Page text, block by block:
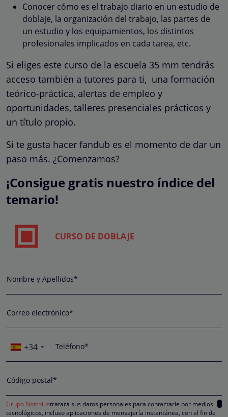
Conocer cómo es el trabajo diario en un estudio de
doblaje, la organización del trabajo, las partes de
un estudio y los equipamientos, los distintos
profesionales implicados en cada tarea, etc.
Si eliges este curso de la escuela 35 mm tendrás
acceso también a tutores para ti, una formación
teórico-práctica, alertas de empleo y
oportunidades, talleres presenciales prácticos y
un título propio.
Si te gusta hacer fandub es el momento de dar un
paso más. ¿Comenzamos?
¡Consigue gratis nuestro índice del
temario!
CURSO DE DOBLAJE
Nombre y Apellidos*
Correo electrónico*
+34 Teléfono*
Código postal*
Grupo Northiustratará sus datos personales para contactarle por medios
tecnológicos, incluso aplicaciones de mensajería instantánea, con el fin de